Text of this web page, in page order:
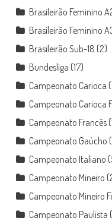
Brasileirão Feminino
Brasileirão Feminino
Brasileirão Sub-18 (2)
Bundesliga (17)
Campeonato Carioca
Campeonato Carioca
Campeonato Francês
Campeonato Gaúcho
Campeonato Italiano
Campeonato Mineiro
Campeonato Mineiro
Campeonato Paulista